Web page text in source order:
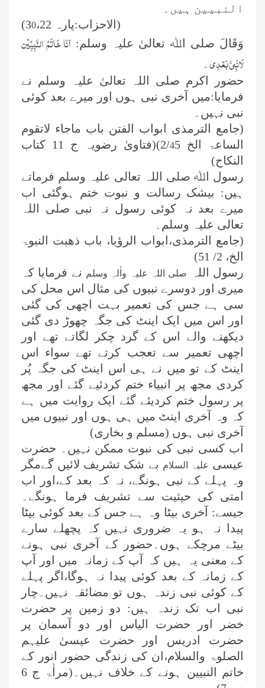
النبیین ہیں۔
(الاحزاب:پارہ
30،22)
وَقَالَ صلی اﷲ تعالیٰ علیہ وسلم:اَنَا خَاتَمُ النَّبِیِّیْن
لَانَبِیَّ بَعْدِی۔
حضور اکرم صلی اللہ تعالیٰ علیہ وسلم نے
فرمایا:میں آخری نبی ہوں اور میرے بعد کوئی
نبی نہیں۔
(جامع الترمذی ابواب الفتن باب ماجاء لاتقوم
الساعۃ الخ
2/45)( فتاویٰ رضویہ ج 11 کتاب
النکاح)
رسول اﷲ صلی اللہ تعالی علیہ وسلم فرماتے
ہیں: بیشک رسالت و نبوت ختم ہوگئی اب
میرے بعد نہ کوئی رسول نہ نبی صلی اللہ
تعالی علیہ وسلم۔
(جامع الترمذی،ابواب الرؤیا، باب ذھبت النبوۃ
الخ، 2/ 51)
رسول اللہ
صلی اللہ علیہ واٰلہٖ وسلم نے فرمایا کہ
میری اور دوسرے نبیوں کی مثال اس محل کی
سی ہے جس کی تعمیر بہت اچھی کی گئی
اور اس میں ایک اینٹ کی جگہ چھوڑ دی گئی
دیکھنے والے اس کے گرد چکر لگاتے تھے اور
اچھی تعمیر سے تعجب کرتے تھے سواء اس
اینٹ کے تو میں نے ہی اس اینٹ کی جگہ پُر
کردی مجھ پر انبیاء ختم کردئیے گئے اور مجھ
پر رسول ختم کردیئے گئے ایک روایت میں ہے
کہ وہ آخری اینٹ میں ہی ہوں اور نبیوں میں
آخری نبی ہوں (مسلم و بخاری)
اب کسی نبی کی نبوت ممکن نہیں۔ حضرت
عیسی علیہ السلام بے شک تشریف لائیں گےمگر
وہ پہلے کے نبی ہونگے، نہ کہ بعد کے،اور اب
امتی کی حیثیت سے تشریف فرما ہونگے۔
جیسے: آخری بیٹا وہ ہے جس کے بعد کوئی بیٹا
پیدا نہ ہو یہ ضروری نہیں کہ پچھلے سارے
بیٹے مرچکے ہوں۔حضور کے آخری نبی ہونے
کے معنی یہ ہیں کہ آپ کے زمانہ میں اور آپ
کے زمانہ کے بعد کوئی پیدا نہ ہوگا،اگر پہلے
کے کوئی نبی زندہ ہوں تو مضائقہ نہیں۔چار
نبی اب تک زندہ ہیں: دو زمین پر حضرت
خضر اور حضرت الیاس اور دو آسمان پر
حضرت ادریس اور حضرت عیسیٰ علیہم
الصلوۃ والسلام،ان کی زندگی حضور انور کے
خاتم النبیین ہونے کے خلاف نہیں۔(مراٰۃ ج6
عمر اختر (درجہ خامسہ مرکزی جامعۃ
المدینہ فیضان مدینہ ،کراچی،پاکستان)
محمد وقاص (مرکزی جامعۃ المدینہ
فیضان مدینہ،کراچی ،پاکستان)
محمد سعد عمران (درجہ عالیہ مرکزی
جامعۃ المدینہ فیضانِ مدینہ ،کراچی
،پاکستان)